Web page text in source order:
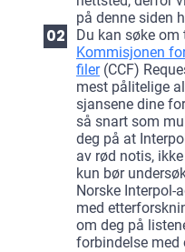
på denne siden
Du kan søke
Kommisjonen
filer(CCF)
mest pålitelige
sjansene dine
så snart som
deg på at
av rød notis,
kun bør
Norske Interpol-
med
om deg på
forbindelse med